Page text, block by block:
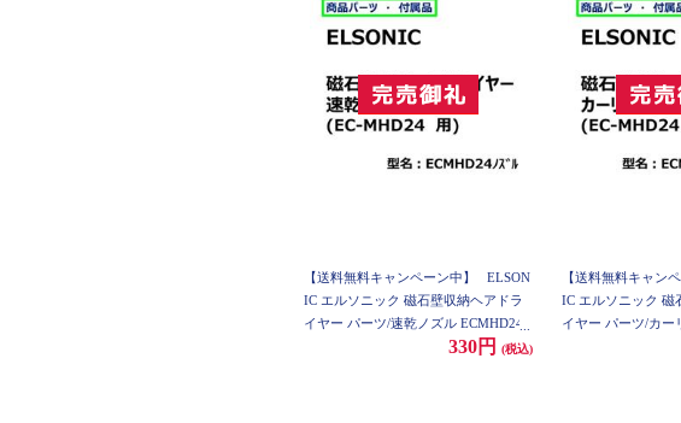
【送料無料キャンペーン中】
ELSON
IC エルソニック 磁石壁収納ヘアドラ
イヤー パーツ/速乾ノズル ECMHD24
330円 (税込)
【送料無料キャン
IC エルソニック 磁
イヤー パーツ/カー